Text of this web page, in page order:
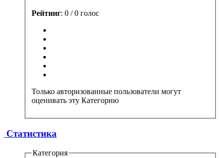
Рейтинг: 0 / 0 голос
Только авторизованные пользователи могут
оценивать эту Категорию
Статистика
Категория